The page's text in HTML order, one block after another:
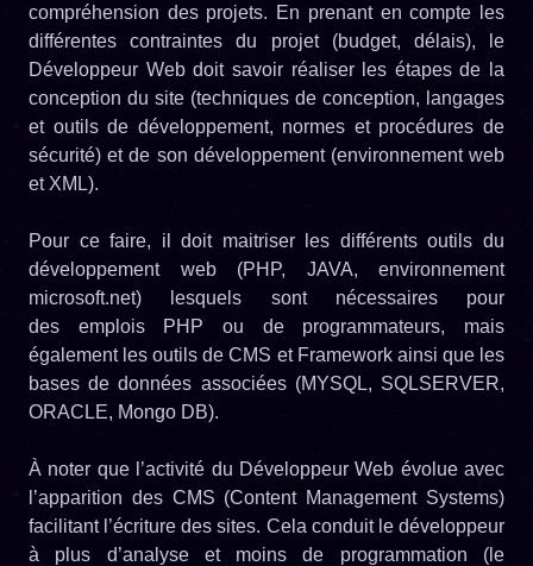
compréhension des projets. En prenant en compte les
différentes contraintes du projet (budget, délais), le
Développeur Web doit savoir réaliser les étapes de la
conception du site (techniques de conception, langages
et outils de développement, normes et procédures de
sécurité) et de son développement (environnement web
et XML).
Pour ce faire, il doit maitriser les différents outils du
développement web (PHP, JAVA, environnement
microsoft.net) lesquels sont nécessaires pour
des emplois PHP ou de programmateurs, mais
également les outils de CMS et Framework ainsi que les
bases de données associées (MYSQL, SQLSERVER,
ORACLE, Mongo DB).
À noter que l’activité du Développeur Web évolue avec
l’apparition des CMS (Content Management Systems)
facilitant l’écriture des sites. Cela conduit le développeur
à plus d’analyse et moins de programmation (le